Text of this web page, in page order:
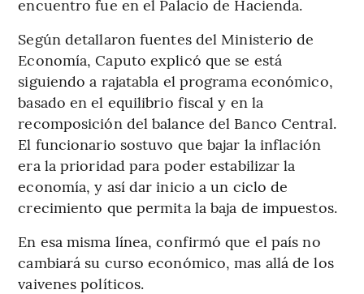
encuentro fue en el Palacio de Hacienda.
Según detallaron fuentes del Ministerio de
Economía, Caputo explicó que se está
siguiendo a rajatabla el programa económico,
basado en el equilibrio fiscal y en la
recomposición del balance del Banco Central.
El funcionario sostuvo que bajar la inflación
era la prioridad para poder estabilizar la
economía, y así dar inicio a un ciclo de
crecimiento que permita la baja de impuestos.
En esa misma línea, confirmó que el país no
cambiará su curso económico, mas allá de los
vaivenes políticos.